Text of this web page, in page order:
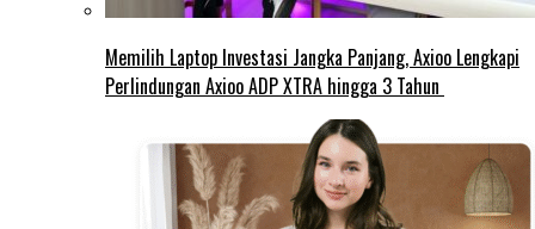
Memilih Laptop Investasi Jangka Panjang, Axioo Lengkapi
Perlindungan Axioo ADP XTRA hingga 3 Tahun